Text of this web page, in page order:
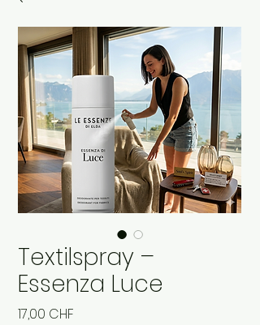
Textilspray –
Essenza Luce
17,00 CHF